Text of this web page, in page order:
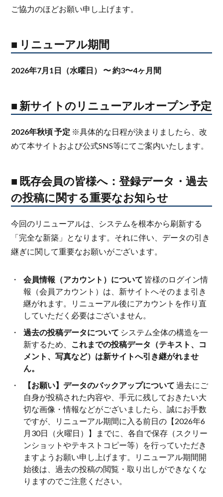
ご協力のほどお願い申し上げます。
■ リニューアル期間
2026年7月1日（水曜日） 〜 約3〜4ヶ月間
■ 新サイトのリニューアルオープン予定
2026年秋頃 予定 ※具体的な日程が決まりましたら、改
めて本サイトおよび公式SNS等にてご案内いたします。
■ 既存会員の皆様へ：登録データ・過去
の投稿に関する重要なお知らせ
今回のリニューアルは、システムを根本から刷新する
「完全な新築」となります。それに伴い、データの引き
継ぎに関して重要なお願いがございます。
会員情報（アカウント）について 皆様のログイン情
報（会員アカウント）は、新サイトへそのまま引き
継がれます。リニューアル後にアカウントを作り直
していただく必要はございません。
過去の投稿データについて システム全体の構造を一
新するため、
これまでの投稿データ（テキスト、コ
メント、写真など）は新サイトへ引き継がれませ
ん。
【お願い】データのバックアップについて 過去にご
自身が投稿された内容や、手元に残しておきたい大
切な画像・情報などがございましたら、誠にお手数
ですが、リニューアル期間に入る前日の【2026年6
月30日（火曜日）】までに、各自で保存（スクリー
ンショットやテキストコピー等）を行っていただき
ますようお願い申し上げます。リニューアル期間開
始後は、過去の投稿の閲覧・取り出しができなくな
りますのでご注意ください。